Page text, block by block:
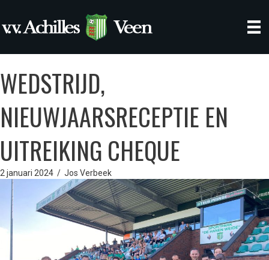
WEDSTRIJD,
NIEUWJAARSRECEPTIE EN
UITREIKING CHEQUE
2 januari 2024 / Jos Verbeek